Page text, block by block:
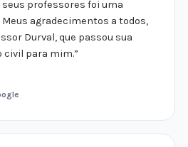
seus professores foi uma
agradecimentos a todos,
Durval, que passou sua
civil para mim.”